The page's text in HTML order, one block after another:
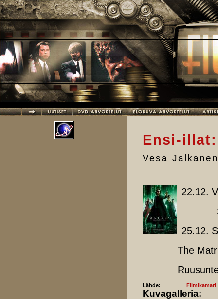
Hyppää pääsisältöön
Ensi-
Vesa Jalkanen
22.12.
25.12.
The Matrix
Lähde: Filmikamari
Kuvagalleria: